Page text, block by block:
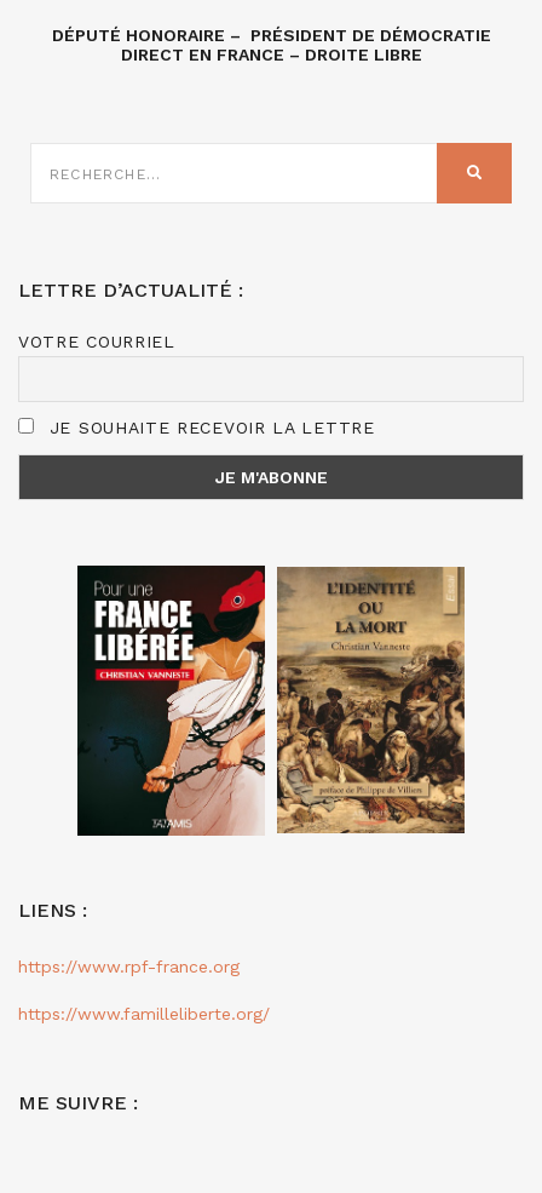
DÉPUTÉ HONORAIRE – PRÉSIDENT DE DÉMOCRATIE
DIRECT EN FRANCE – DROITE LIBRE
SUR
LETTRE D’ACTUALITÉ :
VOTRE COURRIEL
JE SOUHAITE RECEVOIR LA LETTRE
LIENS :
https://www.rpf-france.org
https://www.familleliberte.org/
ME SUIVRE :